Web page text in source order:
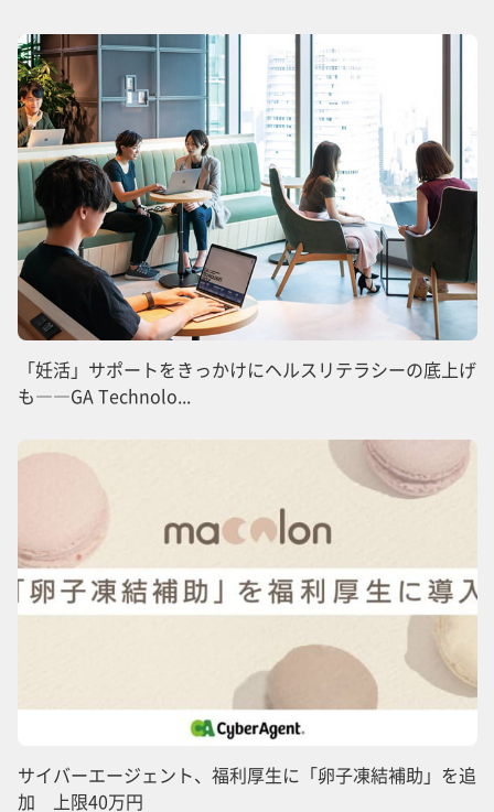
「妊活」サポートをきっかけにヘルスリテラシーの底上げ
も――GA Technolo...
サイバーエージェント、福利厚生に「卵子凍結補助」を追
加 上限40万円